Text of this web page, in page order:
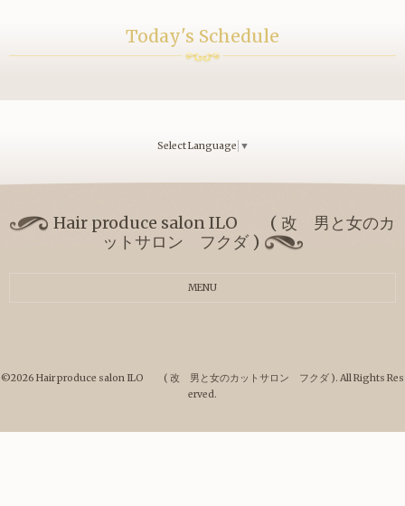
Today's Schedule
Select Language ▼
Hair produce salon ILO ( 改 男と女のカ
ットサロン フクダ )
MENU
©2026 Hair produce salon ILO ( 改 男と女のカットサロン フクダ ). All Rights Res
erved.